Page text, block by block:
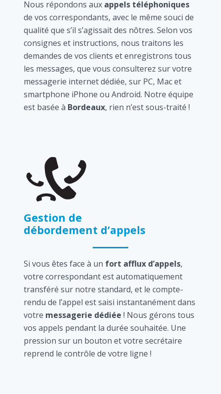
Nous répondons aux appels téléphoniques
de vos correspondants, avec le même souci de
qualité que s’il s’agissait des nôtres. Selon vos
consignes et instructions, nous traitons les
demandes de vos clients et enregistrons tous
les messages, que vous consulterez sur votre
messagerie internet dédiée, sur PC, Mac et
smartphone iPhone ou Android. Notre équipe
est basée à Bordeaux, rien n’est sous-traité !
Gestion de
débordement d’appels
Si vous êtes face à un fort afflux d’appels,
votre correspondant est automatiquement
transféré sur notre standard, et le compte-
rendu de l’appel est saisi instantanément dans
votre messagerie dédiée ! Nous gérons tous
vos appels pendant la durée souhaitée. Une
pression sur un bouton et votre secrétaire
reprend le contrôle de votre ligne !